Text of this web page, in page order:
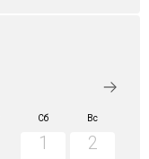
Сб Вс
1 2